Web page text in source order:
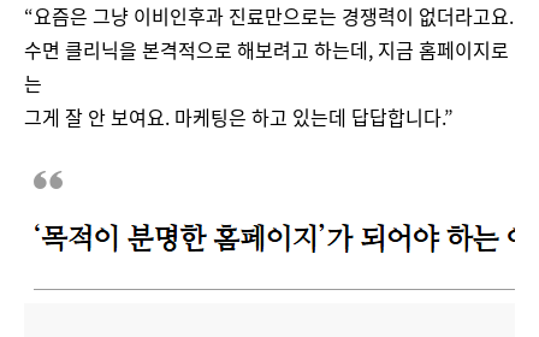
“요즘은 그냥 이비인후과 진료만으로는 경쟁력이 없더라고요.
수면 클리닉을 본격적으로 해보려고 하는데, 지금 홈페이지로
는
그게 잘 안 보여요. 마케팅은 하고 있는데 답답합니다.”